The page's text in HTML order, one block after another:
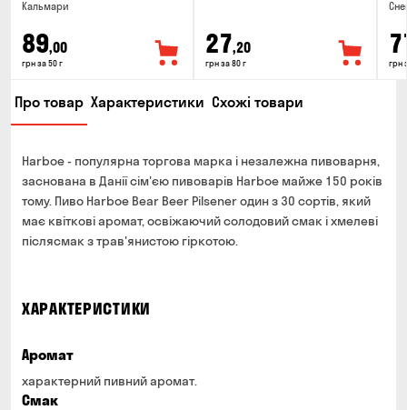
Кальмари
89,00
грн за 50 г
27,20
грн за 80 г грн
Про товар Характеристики Схожі товари
Harboe - популярна торгова марка і незалежна пивоварня,
заснована в Данії сім'єю пивоварів Harboe майже 150 років
тому. Пиво Harboe Bear Beer Pilsener один з 30 сортів, який
має квіткові аромат, освіжаючий солодовий смак і хмелеві
післясмак з трав'янистою гіркотою.
ХАРАКТЕРИСТИКИ
Аромат
характерний пивний аромат.
Смак